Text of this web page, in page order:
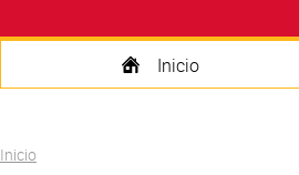
Inicio
Usted está aquí
Inicio